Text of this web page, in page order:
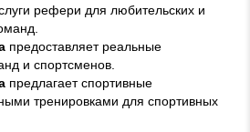
рефери для любительских и
предоставляет реальные
и спортсменов.
предлагает спортивные
тренировками для спортивных